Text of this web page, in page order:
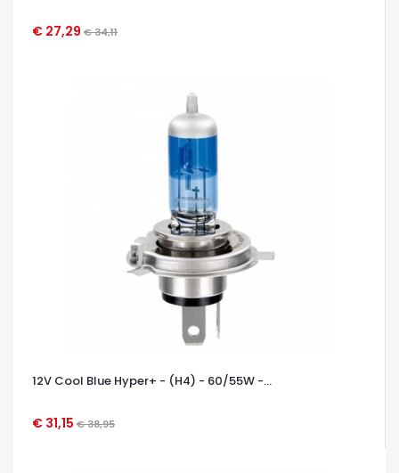
€ 27,29 € 34,11
OCCHIATA VELOCE
12V Cool Blue Hyper+ - (H4) - 60/55W -...
€ 31,15 € 38,95
OCCHIATA VELOCE